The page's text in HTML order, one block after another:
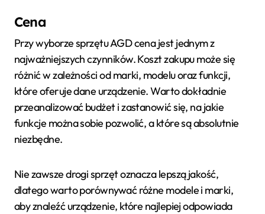
Cena
Przy wyborze sprzętu AGD cena jest jednym z
najważniejszych czynników. Koszt zakupu może się
różnić w zależności od marki, modelu oraz funkcji,
które oferuje dane urządzenie. Warto dokładnie
przeanalizować budżet i zastanowić się, na jakie
funkcje można sobie pozwolić, a które są absolutnie
niezbędne.
Nie zawsze drogi sprzęt oznacza lepszą jakość,
dlatego warto porównywać różne modele i marki,
aby znaleźć urządzenie, które najlepiej odpowiada